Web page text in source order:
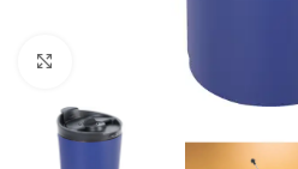
Büyütmek için tıklayın